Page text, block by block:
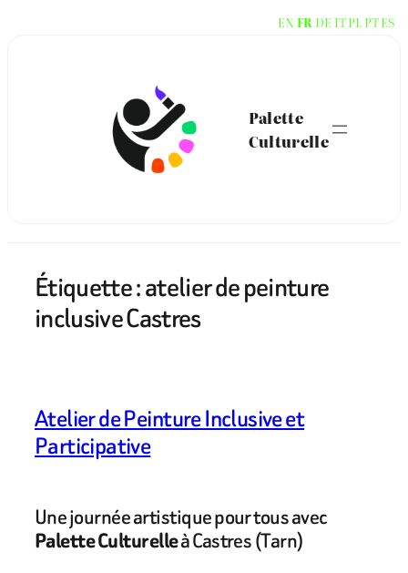
Palette
Culturelle
Étiquette :atelier de peinture
inclusive Castres
Atelier de Peinture Inclusive et
Participative
Une journée artistique pour tous avec
Palette Culturelleà Castres (Tarn)
EN FR DE ITPL PTES